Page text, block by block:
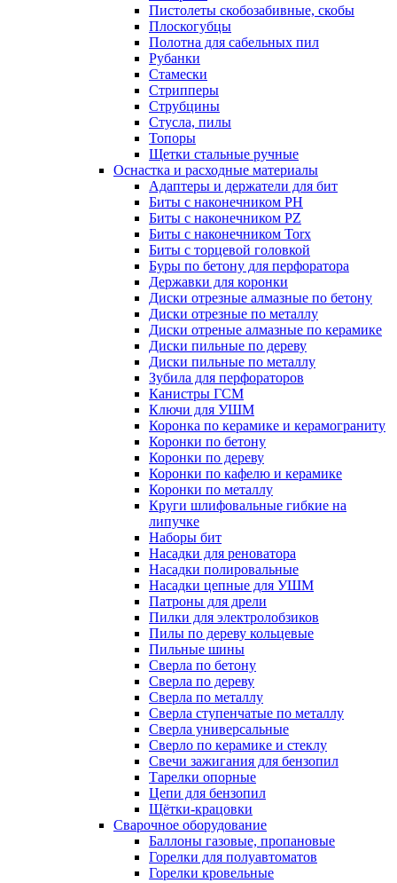
Пистолеты скобозабивные, скобы
Плоскогубцы
Полотна для сабельных пил
Рубанки
Стамески
Стрипперы
Струбцины
Стусла, пилы
Топоры
Щетки стальные ручные
Оснастка и расходные материалы
Адаптеры и держатели для бит
Биты с наконечником PH
Биты с наконечником PZ
Биты с наконечником Torx
Биты с торцевой головкой
Буры по бетону для перфоратора
Державки для коронки
Диски отрезные алмазные по бетону
Диски отрезные по металлу
Диски отреные алмазные по керамике
Диски пильные по дереву
Диски пильные по металлу
Зубила для перфораторов
Канистры ГСМ
Ключи для УШМ
Коронка по керамике и керамограниту
Коронки по бетону
Коронки по дереву
Коронки по кафелю и керамике
Коронки по металлу
Круги шлифовальные гибкие на
липучке
Наборы бит
Насадки для реноватора
Насадки полировальные
Насадки цепные для УШМ
Патроны для дрели
Пилки для электролобзиков
Пилы по дереву кольцевые
Пильные шины
Сверла по бетону
Сверла по дереву
Сверла по металлу
Сверла ступенчатые по металлу
Сверла универсальные
Сверло по керамике и стеклу
Свечи зажигания для бензопил
Тарелки опорные
Цепи для бензопил
Щётки-крацовки
Сварочное оборудование
Баллоны газовые, пропановые
Горелки для полуавтоматов
Горелки кровельные